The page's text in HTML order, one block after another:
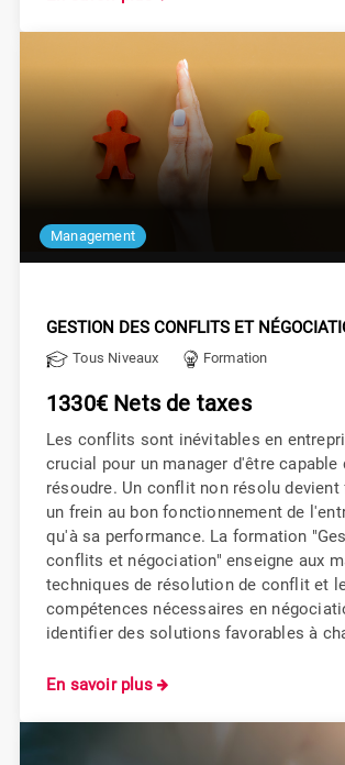
Management
GESTION DES CONFLITS ET
Tous Niveaux Formation
1330€ Nets de taxes
Les conflits sont inévitables en
crucial pour un manager d'être capable
résoudre. Un conflit non résolu
un frein au bon fonctionnement de
qu'à sa performance. La formation
conflits et négociation" enseigne aux
techniques de résolution de conflit et
compétences nécessaires en
identifier des solutions favorables à
En savoir plus